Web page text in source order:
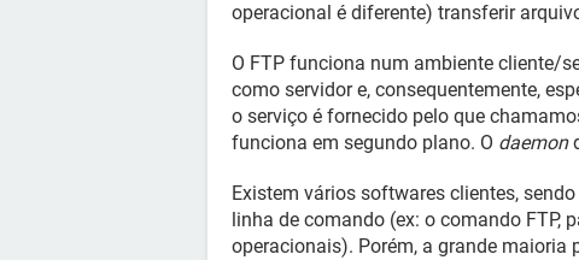
operacional é diferente) transferir
O FTP funciona num ambiente cliente/
como servidor e, consequentemente,
o serviço é fornecido pelo que
funciona em segundo plano. O daemon
Existem vários softwares clientes,
linha de comando (ex: o comando FTP,
operacionais). Porém, a grande